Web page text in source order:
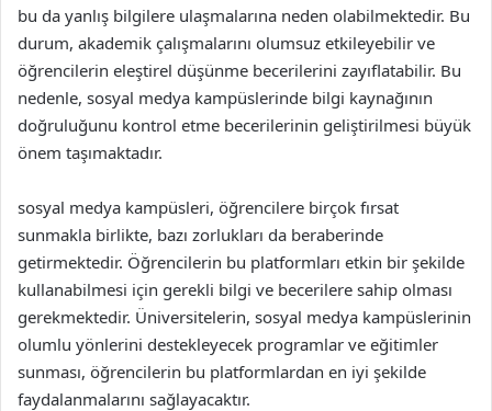
bu da yanlış bilgilere ulaşmalarına neden olabilmektedir. Bu
durum, akademik çalışmalarını olumsuz etkileyebilir ve
öğrencilerin eleştirel düşünme becerilerini zayıflatabilir. Bu
nedenle, sosyal medya kampüslerinde bilgi kaynağının
doğruluğunu kontrol etme becerilerinin geliştirilmesi büyük
önem taşımaktadır.
sosyal medya kampüsleri, öğrencilere birçok fırsat
sunmakla birlikte, bazı zorlukları da beraberinde
getirmektedir. Öğrencilerin bu platformları etkin bir şekilde
kullanabilmesi için gerekli bilgi ve becerilere sahip olması
gerekmektedir. Üniversitelerin, sosyal medya kampüslerinin
olumlu yönlerini destekleyecek programlar ve eğitimler
sunması, öğrencilerin bu platformlardan en iyi şekilde
faydalanmalarını sağlayacaktır.